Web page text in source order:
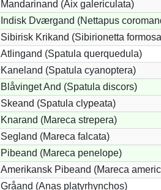
Mandarinand (Aix galericulata)
Indisk Dværgand (Nettapus
Sibirisk Krikand (Sibirionetta
Atlingand (Spatula querquedula)
Kaneland (Spatula cyanoptera)
Blåvinget And (Spatula discors)
Skeand (Spatula clypeata)
Knarand (Mareca strepera)
Segland (Mareca falcata)
Pibeand (Mareca penelope)
Amerikansk Pibeand (Mareca
Gråand (Anas platyrhynchos)